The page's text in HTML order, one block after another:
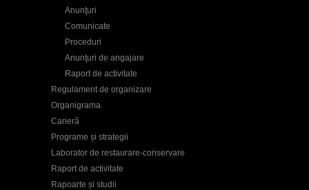
Anunţuri
Comunicate
Proceduri
Anunţuri de angajare
Raport de activitate
Regulament de organizare
Organigrama
Carieră
Programe și strategii
Laborator de restaurare-conservare
Raport de activitate
Rapoarte și studii